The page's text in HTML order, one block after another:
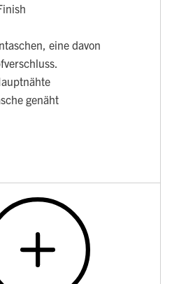
eine davon
genäht